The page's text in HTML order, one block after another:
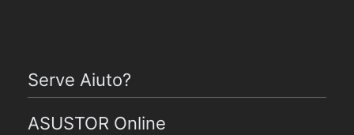
Serve Aiuto?
ASUSTOR Online